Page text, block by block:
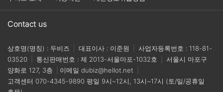
Contact us
상호명(명칭) : 두비즈 대표이사 : 이준원
사업자등록번호 : 118-81-
03520
통신판매번호 : 제 2013-서울마포-1032호
서울시 마포구
양화로 127, 3층
이메일 dubiz@hellot.net
고객센터 070-4345-9890 평일 9시~12시, 13시~17시 (토/일/공휴일